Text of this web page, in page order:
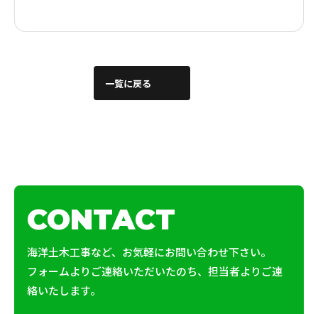
一覧に戻る
CONTACT
海洋土木工事など、お気軽にお問い合わせ下さい。
フォームよりご連絡いただいたのち、担当者よりご連
絡いたします。